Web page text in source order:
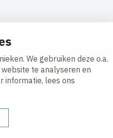
We gebruiken deze o.a.
te analyseren en
informatie, lees ons
disclosure